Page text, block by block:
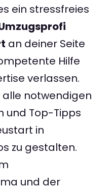
ein stressfreies
an deiner Seite
Hilfe
verlassen.
alle notwendigen
und Top-Tipps
in
zu gestalten.
und der